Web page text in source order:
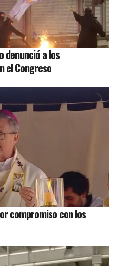
denunció a los
el Congreso
compromiso con los